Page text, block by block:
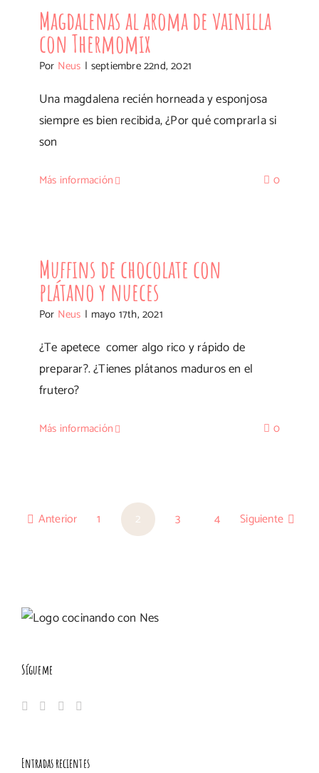
Magdalenas al aroma de vainilla
con Thermomix
Por Neus | septiembre 22nd, 2021
Una magdalena recién horneada y esponjosa
siempre es bien recibida, ¿Por qué comprarla si
son
Más información 0
nueces
Muffins de chocolate con
plátano y nueces
Por Neus | mayo 17th, 2021
¿Te apetece comer algo rico y rápido de
preparar?. ¿Tienes plátanos maduros en el
frutero?
Más información 0
Anterior 1 2 3 4 Siguiente
Sígueme
Entradas recientes